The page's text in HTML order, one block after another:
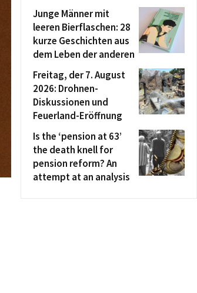
Junge Männer mit
leeren Bierflaschen: 28
kurze Geschichten aus
dem Leben der anderen
Freitag, der 7. August
2026: Drohnen-
Diskussionen und
Feuerland-Eröffnung
Is the ‘pension at 63’
the death knell for
pension reform? An
attempt at an analysis